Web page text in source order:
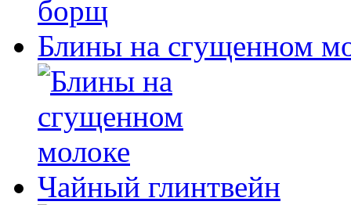
Блины на сгущенном
Чайный глинтвейн